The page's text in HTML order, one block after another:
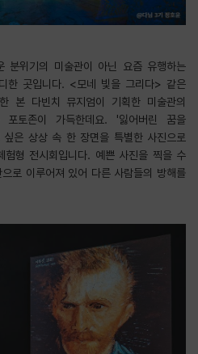
분위기의 미술관이 아닌 요즘 유행하는
한 곳입니다. <모네 빛을 그리다> 같은
본 다빈치 뮤지엄이 기획한 미술관의
토존이 가득한데요. '잃어버린 꿈을
싶은 상상 속 한 장면을 특별한 사진으로
험형 전시회입니다. 예쁜 사진을 찍을 수
로 이루어져 있어 다른 사람들의 방해를